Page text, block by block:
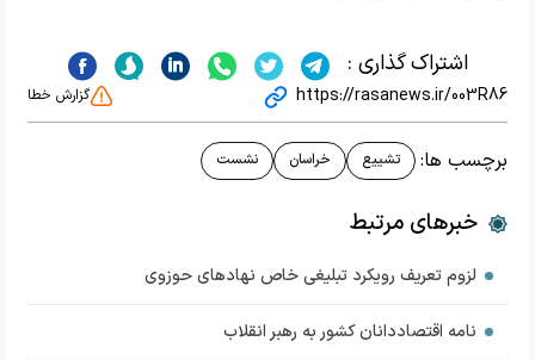
اشتراک گذاری :
https://rasanews.ir/003R86 گزارش خطا
برچسب ها: تشییع خراسان نشست
خبرهای مرتبط
لزوم تعریف رویکرد تبلیغی خاص نهادهای حوزوی
نامه اقتصاددانان کشور به رهبر انقلاب